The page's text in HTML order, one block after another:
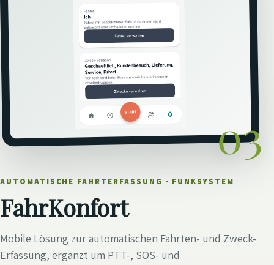
03
AUTOMATISCHE FAHRTERFASSUNG · FUNKSYSTEM
FahrKonfort
Mobile Lösung zur automatischen Fahrten- und Zweck-
Erfassung, ergänzt um PTT-, SOS- und